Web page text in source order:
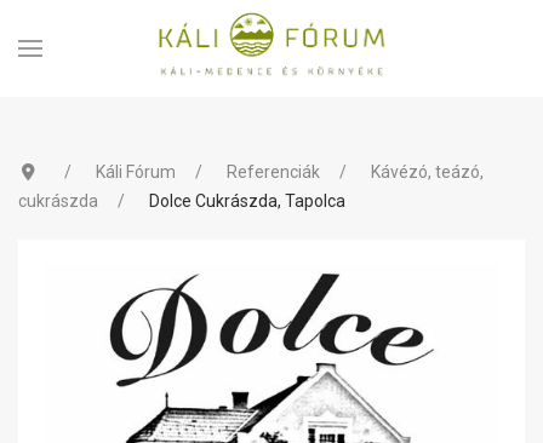
Káli Fórum Referenciák
Kávézó, teázó,
cukrászda
Dolce Cukrászda, Tapolca